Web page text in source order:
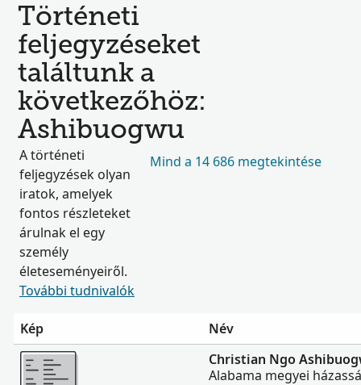
Történeti
feljegyzéseket
találtunk a
következőhöz:
Ashibuogwu
A történeti
feljegyzések olyan
iratok, amelyek
fontos részleteket
árulnak el egy
személy
életeseményeiről.
További tudnivalók
Mind a 14 686 megtekintése
Kép
Név
Több
Christian Ngo
Alabama megyei